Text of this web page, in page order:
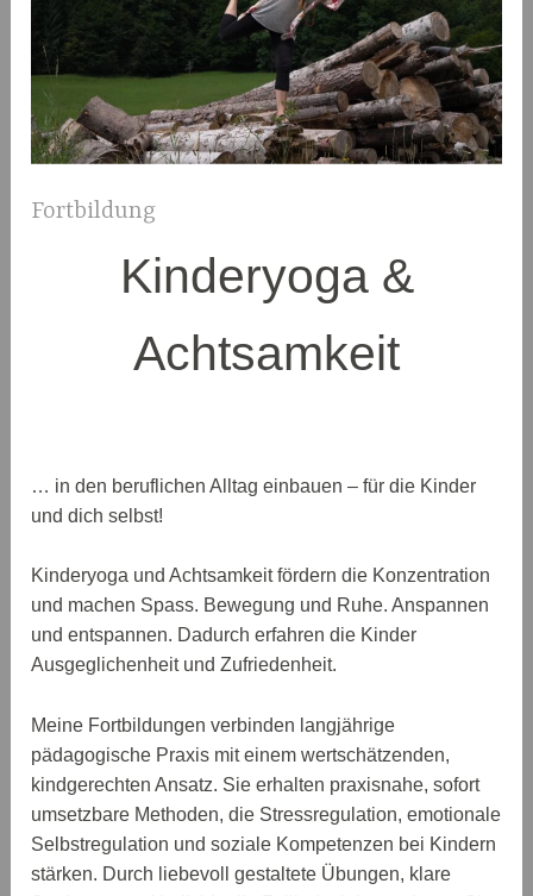
Fortbildung
Kinderyoga &
Achtsamkeit
… in den beruflichen Alltag einbauen – für die Kinder
und dich selbst!
Kinderyoga und Achtsamkeit fördern die Konzentration
und machen Spass. Bewegung und Ruhe. Anspannen
und entspannen. Dadurch erfahren die Kinder
Ausgeglichenheit und Zufriedenheit.
Meine Fortbildungen verbinden langjährige
pädagogische Praxis mit einem wertschätzenden,
kindgerechten Ansatz. Sie erhalten praxisnahe, sofort
umsetzbare Methoden, die Stressregulation, emotionale
Selbstregulation und soziale Kompetenzen bei Kindern
stärken. Durch liebevoll gestaltete Übungen, klare